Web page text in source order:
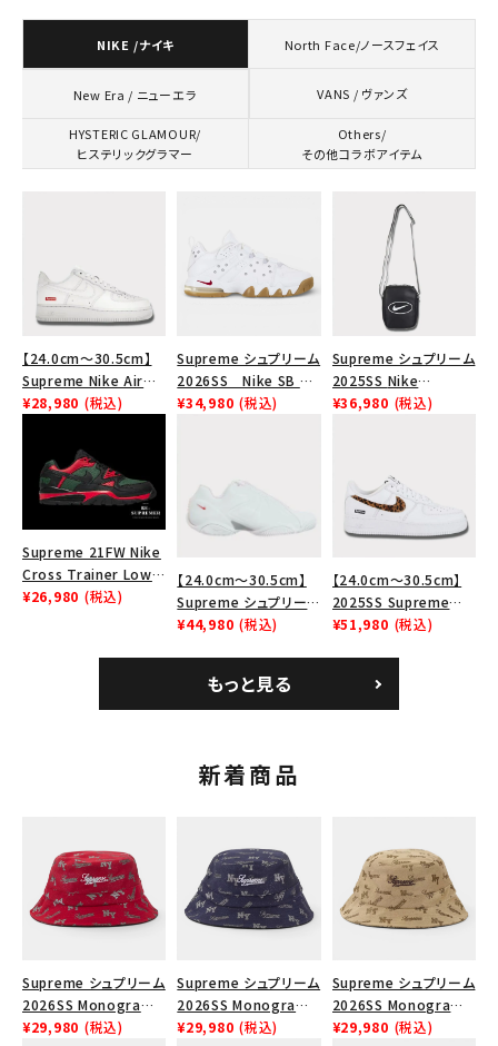
NIKE /ナイキ North Face/ノースフェイス
New Era / ニューエラ VANS / ヴァンズ
HYSTERIC GLAMOUR/
ヒステリックグラマー
Others/
その他コラボアイテム
【24.0cm～30.5cm】
Supreme Nike Air
Force 1 Low シュプリ
ス１スニーカー シュー
ズ ホワイト
¥28,980 (税込)
Supreme シュプリーム
2026SS Nike SB Air
Max 2 CB 94 Low SP
¥34,980 (税込)
Supreme シュプリーム
2025SS Nike
Leather Shoulder
¥36,980 (税込)
Supreme 21FW Nike
Cross Trainer Low
ナイキクロストレイナー
¥26,980 (税込)
【24.0cm～30.5cm】
Supreme シュプリーム
2023AW Nike
ー ホワイト 白
¥44,980 (税込)
【24.0cm～30.5cm】
2025SS Supreme
GOODENOUGH Nike
フ ナイキエアフォース１
スニーカー シューズ ホ
¥51,980 (税込)
もっと見る
新着商品
Supreme シュプリーム
2026SS Monogram
Crusher Hat モノグラ
¥29,980 (税込)
Supreme シュプリーム
2026SS Monogram
Crusher Hat モノグラ
¥29,980 (税込)
Supreme シュプリーム
2026SS Monogram
Crusher Hat モノグラ
¥29,980 (税込)